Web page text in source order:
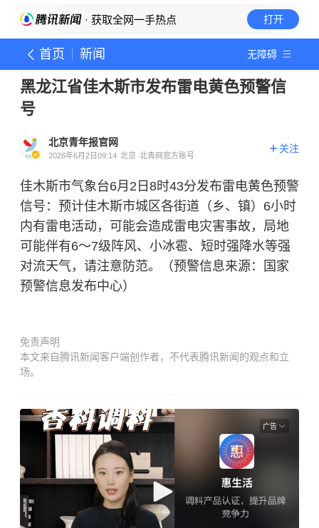
· 获取全网一手热点 打开
首页 新闻 无障碍
黑龙江省佳木斯市发布雷电黄色预警信
号
北京青年报官网
2026年6月2日09:14 北京 北青网官方账号
关注
佳木斯市气象台6月2日8时43分发布雷电黄色预警
信号：预计佳木斯市城区各街道（乡、镇）6小时
内有雷电活动，可能会造成雷电灾害事故，局地
可能伴有6～7级阵风、小冰雹、短时强降水等强
对流天气，请注意防范。（预警信息来源：国家
预警信息发布中心）
免责声明
本文来自腾讯新闻客户端创作者，不代表腾讯新闻的观点和立
场。
广告